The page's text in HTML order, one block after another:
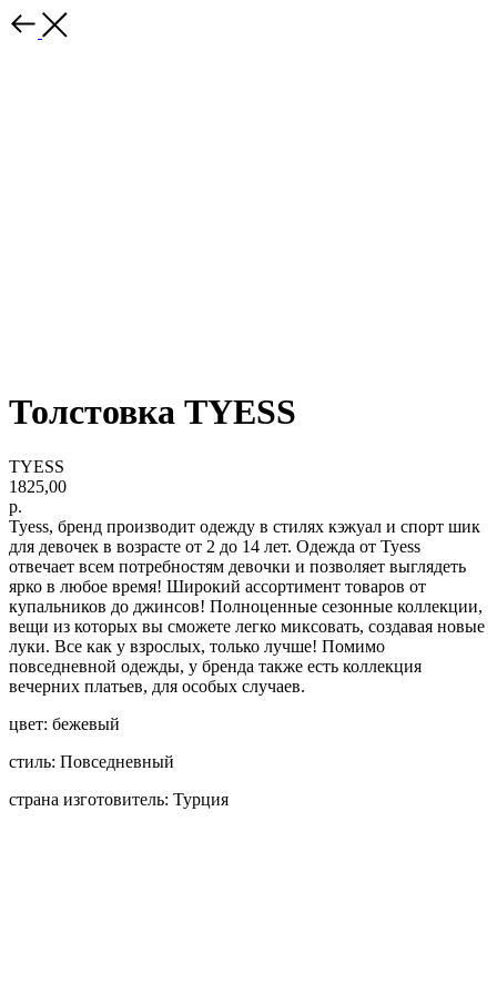
Толстовка TYESS
TYESS
1825,00
р.
Tyess, бренд производит одежду в стилях кэжуал и спорт шик
для девочек в возрасте от 2 до 14 лет. Одежда от Tyess
отвечает всем потребностям девочки и позволяет выглядеть
ярко в любое время! Широкий ассортимент товаров от
купальников до джинсов! Полноценные сезонные коллекции,
вещи из которых вы сможете легко миксовать, создавая новые
луки. Все как у взрослых, только лучше! Помимо
повседневной одежды, у бренда также есть коллекция
вечерних платьев, для особых случаев.
цвет: бежевый
стиль: Повседневный
страна изготовитель: Турция